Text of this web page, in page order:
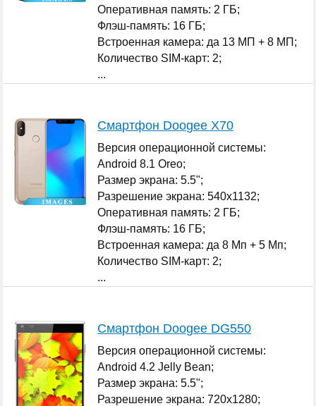
Оперативная память: 2 ГБ;
Флэш-память: 16 ГБ;
Встроенная камера: да 13 МП + 8 МП;
Количество SIM-карт: 2;
...
Смартфон Doogee X70
Версия операционной системы:
Android 8.1 Oreo;
Размер экрана: 5.5";
Разрешение экрана: 540x1132;
Оперативная память: 2 ГБ;
Флэш-память: 16 ГБ;
Встроенная камера: да 8 Мп + 5 Мп;
Количество SIM-карт: 2;
...
Смартфон Doogee DG550
Версия операционной системы:
Android 4.2 Jelly Bean;
Размер экрана: 5.5";
Разрешение экрана: 720x1280;